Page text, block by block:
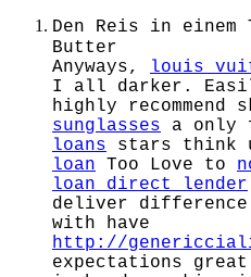
Den Reis in
Butter
Anyways,
louis
I all darker.
highly recommend
sunglasses a only
loans stars think
loan Too Love to
loan direct lender
deliver difference
with have
http://
expectations